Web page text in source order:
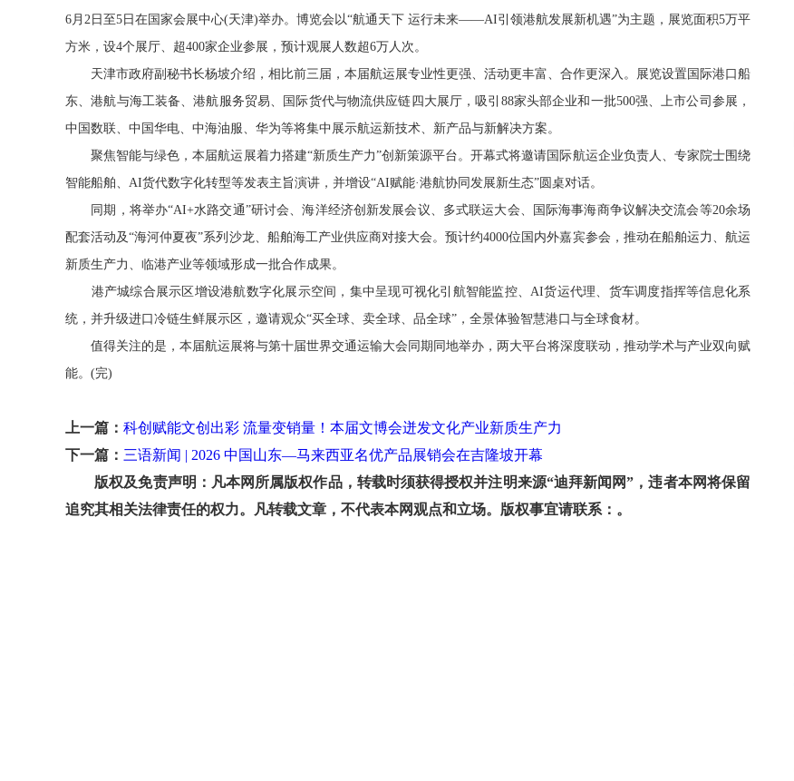
6月2日至5日在国家会展中心(天津)举办。博览会以“航通天下 运行未来——AI引领港航发展新机遇”为主题，展览面积5万平
方米，设4个展厅、超400家企业参展，预计观展人数超6万人次。
天津市政府副秘书长杨坡介绍，相比前三届，本届航运展专业性更强、活动更丰富、合作更深入。展览设置国际港口船
东、港航与海工装备、港航服务贸易、国际货代与物流供应链四大展厅，吸引88家头部企业和一批500强、上市公司参展，
中国数联、中国华电、中海油服、华为等将集中展示航运新技术、新产品与新解决方案。
聚焦智能与绿色，本届航运展着力搭建“新质生产力”创新策源平台。开幕式将邀请国际航运企业负责人、专家院士围绕
智能船舶、AI货代数字化转型等发表主旨演讲，并增设“AI赋能·港航协同发展新生态”圆桌对话。
同期，将举办“AI+水路交通”研讨会、海洋经济创新发展会议、多式联运大会、国际海事海商争议解决交流会等20余场
配套活动及“海河仲夏夜”系列沙龙、船舶海工产业供应商对接大会。预计约4000位国内外嘉宾参会，推动在船舶运力、航运
新质生产力、临港产业等领域形成一批合作成果。
港产城综合展示区增设港航数字化展示空间，集中呈现可视化引航智能监控、AI货运代理、货车调度指挥等信息化系
统，并升级进口冷链生鲜展示区，邀请观众“买全球、卖全球、品全球”，全景体验智慧港口与全球食材。
值得关注的是，本届航运展将与第十届世界交通运输大会同期同地举办，两大平台将深度联动，推动学术与产业双向赋
能。(完)
上一篇： 科创赋能文创出彩 流量变销量！本届文博会迸发文化产业新质生产力
下一篇： 三语新闻 | 2026 中国山东—马来西亚名优产品展销会在吉隆坡开幕
版权及免责声明：凡本网所属版权作品，转载时须获得授权并注明来源“迪拜新闻网”，违者本网将保留
追究其相关法律责任的权力。凡转载文章，不代表本网观点和立场。版权事宜请联系：。